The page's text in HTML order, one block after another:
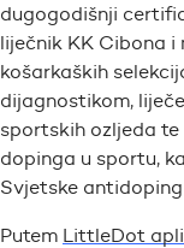
dugogodišnji
liječnik KK Cibona i
košarkaških
dijagnostikom,
sportskih ozljeda
dopinga u sportu,
Svjetske
Putem LittleDot